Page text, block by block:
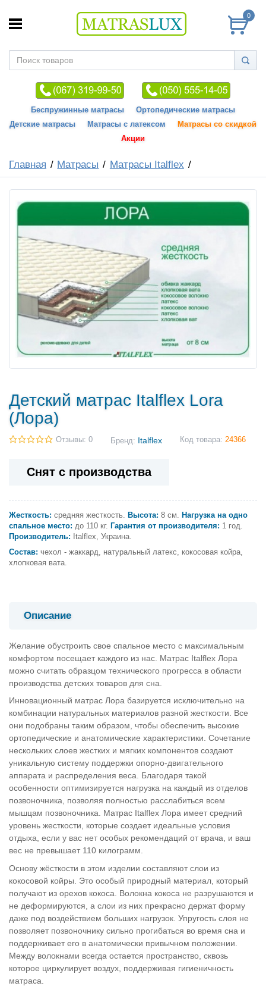
0
Беспружинные матрасы
Ортопедические матрасы
Детские матрасы
Матрасы с латексом
Матрасы со скидкой
Акции
Главная Матрасы Матрасы Italflex
Детский матрас Italflex Lora
(Лора)
Отзывы: 0 Бренд: Italflex Код товара: 24366
Снят с производства
Жесткость: средняя жесткость. Высота: 8 см. Нагрузка на одно
спальное место: до 110 кг. Гарантия от производителя: 1 год.
Производитель:
Italflex, Украина.
Состав: чехол - жаккард, натуральный латекс, кокосовая койра,
хлопковая вата.
Описание
Желание обустроить свое спальное место с максимальным
комфортом посещает каждого из нас. Матрас Italflex Лора
можно считать образцом технического прогресса в области
производства детских товаров для сна.
Инновационный матрас Лора базируется исключительно на
комбинации натуральных материалов разной жесткости. Все
они подобраны таким образом, чтобы обеспечить высокие
ортопедические и анатомические характеристики. Сочетание
нескольких слоев жестких и мягких компонентов создают
уникальную систему поддержки опорно-двигательного
аппарата и распределения веса. Благодаря такой
особенности оптимизируется нагрузка на каждый из отделов
позвоночника, позволяя полностью расслабиться всем
мышцам позвоночника. Матрас Italflex Лора имеет средний
уровень жесткости, которые создает идеальные условия
отдыха, если у вас нет особых рекомендаций от врача, и ваш
вес не превышает 110 килограмм.
Основу жёсткости в этом изделии составляют слои из
кокосовой койры. Это особый природный материал, который
получают из орехов кокоса. Волокна кокоса не разрушаются и
не деформируются, а слои из них прекрасно держат форму
даже под воздействием больших нагрузок. Упругость слоя не
позволяет позвоночнику сильно прогибаться во время сна и
поддерживает его в анатомически привычном положении.
Между волокнами всегда остается пространство, сквозь
которое циркулирует воздух, поддерживая гигиеничность
матраса.